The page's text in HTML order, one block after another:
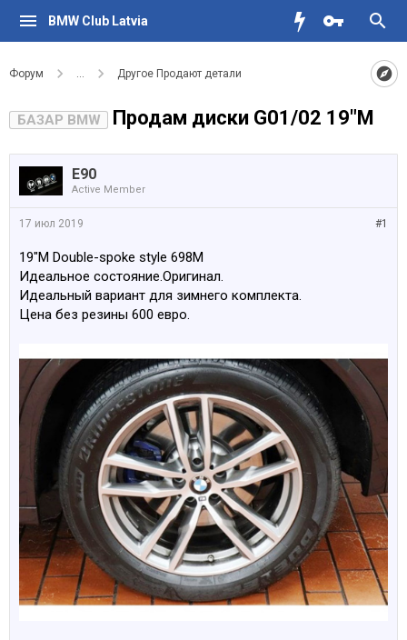
BMW Club Latvia
Форум ... Другое Продают детали
БАЗАР BMW Продам диски G01/02 19"М
E90
Active Member
#1
17 июл 2019
19"М Double-spoke style 698M
Идеальное состояние.Оригинал.
Идеальный вариант для зимнего комплекта.
Цена без резины 600 евро.